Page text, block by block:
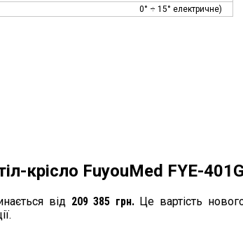
0° ÷ 15° електричне)
крісло FuyouMed FYE-
від 209 385 грн.Це вартість